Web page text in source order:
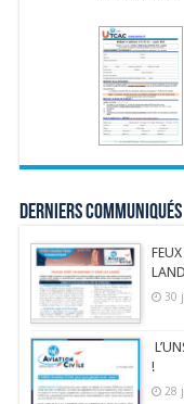
Derniers communiqués
30
!
28